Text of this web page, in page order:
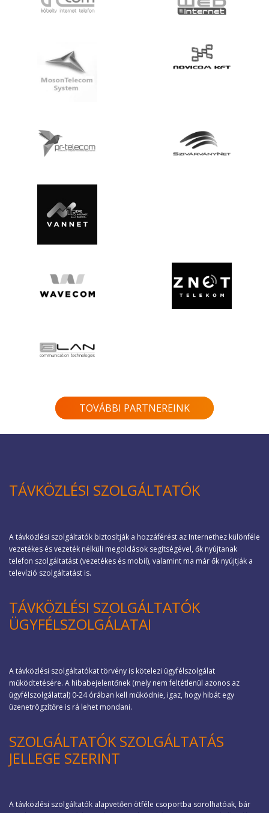
TOVÁBBI PARTNEREINK
TÁVKÖZLÉSI SZOLGÁLTATÓK
A távközlési szolgáltatók biztosítják a hozzáférést az Internethez különféle
vezetékes és vezeték nélküli megoldások segítségével, ők nyújtanak
telefon szolgáltatást (vezetékes és mobil), valamint ma már ők nyújtják a
televízió szolgáltatást is.
TÁVKÖZLÉSI SZOLGÁLTATÓK
ÜGYFÉLSZOLGÁLATAI
A távközlési szolgáltatókat törvény is kötelezi ügyfélszolgálat
működtetésére. A hibabejelentőnek (mely nem feltétlenül azonos az
ügyfélszolgálattal) 0-24 órában kell működnie, igaz, hogy hibát egy
üzenetrögzítőre is rá lehet mondani.
SZOLGÁLTATÓK SZOLGÁLTATÁS
JELLEGE SZERINT
A távközlési szolgáltatók alapvetően ötféle csoportba sorolhatóak, bár